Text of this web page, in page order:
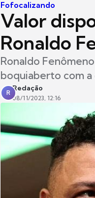
Fofocalizando
Valor
Ronaldo
Ronaldo
boquiaberto com
R
Redação
08/11/2023, 12:16